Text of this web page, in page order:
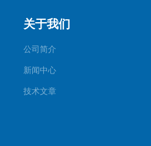
关于我们
公司简介
新闻中心
技术文章